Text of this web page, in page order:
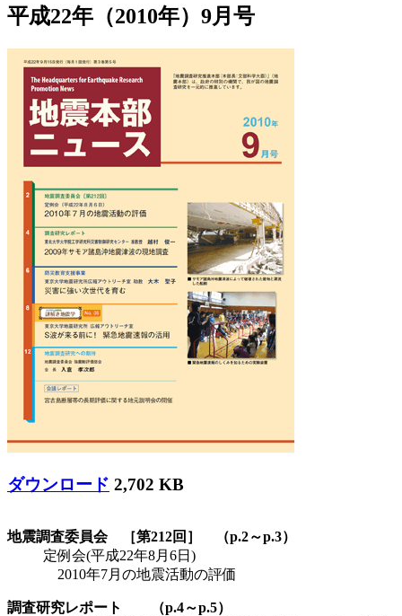
平成22年（2010年）9月号
ダウンロード 2,702 KB
地震調査委員会 ［第212回］ （p.2～p.3）
定例会(平成22年8月6日)
2010年7月の地震活動の評価
調査研究レポート （p.4～p.5）